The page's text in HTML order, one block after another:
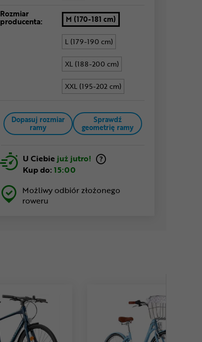
Rozmiar
producenta: M (170-181 cm)
L (179-190 cm)
XL (188-200 cm)
XXL (195-202 cm)
Dopasuj rozmiar
ramy
Sprawdź
geometrię ramy
U Ciebie już jutro!
Kup do: 15:00
Możliwy odbiór złożonego
roweru